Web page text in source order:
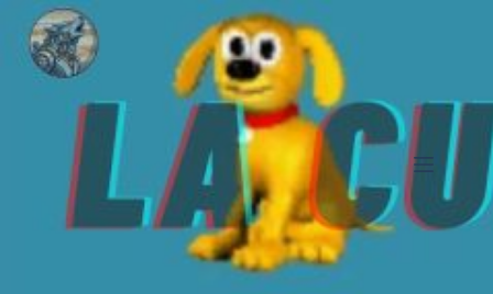
contenido